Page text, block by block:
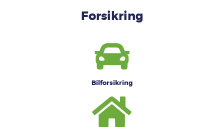
Forsikring
Bilforsikring